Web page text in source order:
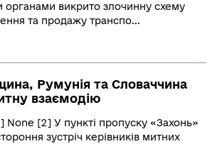
органами викрито злочинну схему
та продажу транспо...
Румунія та Словаччина
взаємодію
None [2] У пункті пропуску «Захонь»
зустріч керівників митних